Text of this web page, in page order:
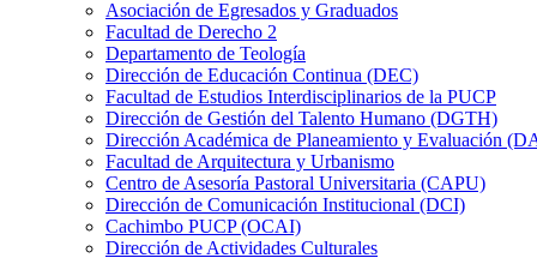
Asociación de Egresados y Graduados
Facultad de Derecho 2
Departamento de Teología
Dirección de Educación Continua (DEC)
Facultad de Estudios Interdisciplinarios de la PUCP
Dirección de Gestión del Talento Humano (DGTH)
Dirección Académica de Planeamiento y Evaluación
Facultad de Arquitectura y Urbanismo
Centro de Asesoría Pastoral Universitaria (CAPU)
Dirección de Comunicación Institucional (DCI)
Cachimbo PUCP (OCAI)
Dirección de Actividades Culturales